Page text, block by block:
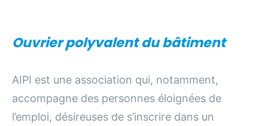
Ouvrier polyvalent du bâtiment
AIPI est une association qui, notamment,
accompagne des personnes éloignées de
l’emploi, désireuses de s’inscrire dans un